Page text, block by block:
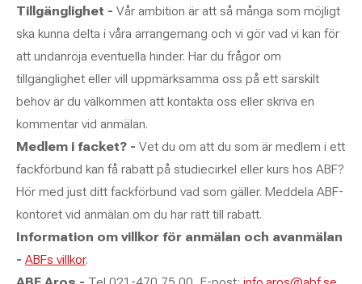
Tillgänglighet - Vår ambition är att så många som möjligt
ska kunna delta i våra arrangemang och vi gör vad vi kan för
att undanröja eventuella hinder. Har du frågor om
tillgänglighet eller vill uppmärksamma oss på ett särskilt
behov är du välkommen att kontakta oss eller skriva en
kommentar vid anmälan.
Medlem i facket? - Vet du om att du som är medlem i ett
fackförbund kan få rabatt på studiecirkel eller kurs hos ABF?
Hör med just ditt fackförbund vad som gäller. Meddela ABF-
kontoret vid anmälan om du har rätt till rabatt.
Information om villkor för anmälan och avanmälan
- ABFs villkor.